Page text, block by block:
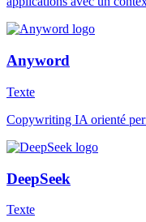
Anyword
Texte
Copywriting IA orienté
DeepSeek
Texte